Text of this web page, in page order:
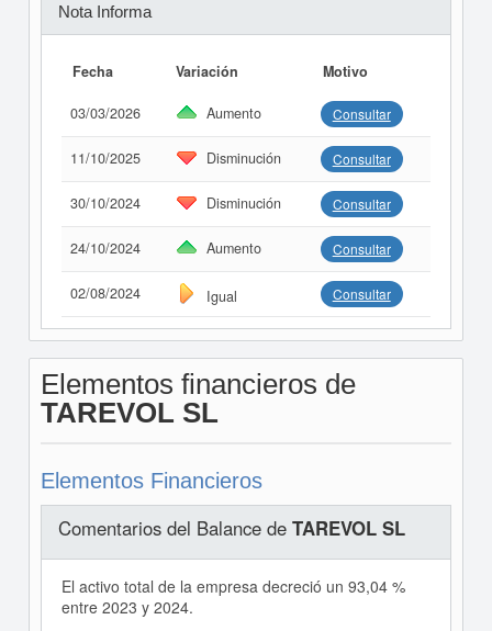
Nota Informa
Fecha Variación Motivo
03/03/2026 Aumento Consultar
11/10/2025 Disminución Consultar
30/10/2024 Disminución Consultar
24/10/2024 Aumento Consultar
02/08/2024 Igual Consultar
Elementos financieros de
TAREVOL SL
Elementos Financieros
Comentarios del Balance de TAREVOL SL
El activo total de la empresa decreció un 93,04 %
entre 2023 y 2024.